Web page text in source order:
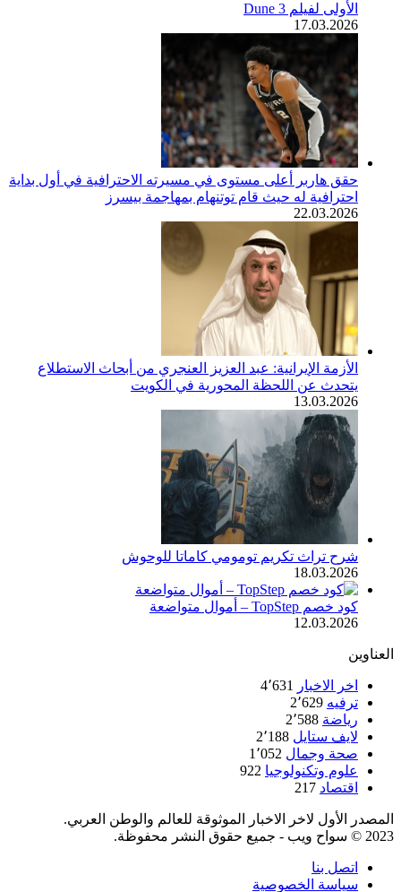
الأولى لفيلم Dune 3
17.03.2026
حقق هاربر أعلى مستوى في مسيرته الاحترافية في أول بداية
احترافية له حيث قام توتنهام بمهاجمة بيسرز
22.03.2026
الأزمة الإيرانية: عبد العزيز العنجري من أبحاث الاستطلاع
يتحدث عن اللحظة المحورية في الكويت
13.03.2026
شرح تراث تكريم تومومي كاماتا للوحوش
18.03.2026
كود خصم TopStep – أموال متواضعة
12.03.2026
العناوين
اخر الاخبار
4٬631
ترفيه 2٬629
رياضة 2٬588
لايف ستايل 2٬188
صحة وجمال 1٬052
علوم وتكنولوجيا 922
اقتصاد 217
المصدر الأول لاخر الاخبار الموثوقة للعالم والوطن العربي.
2023 © سواح ويب - جميع حقوق النشر محفوظة.
اتصل بنا
سياسة الخصوصية